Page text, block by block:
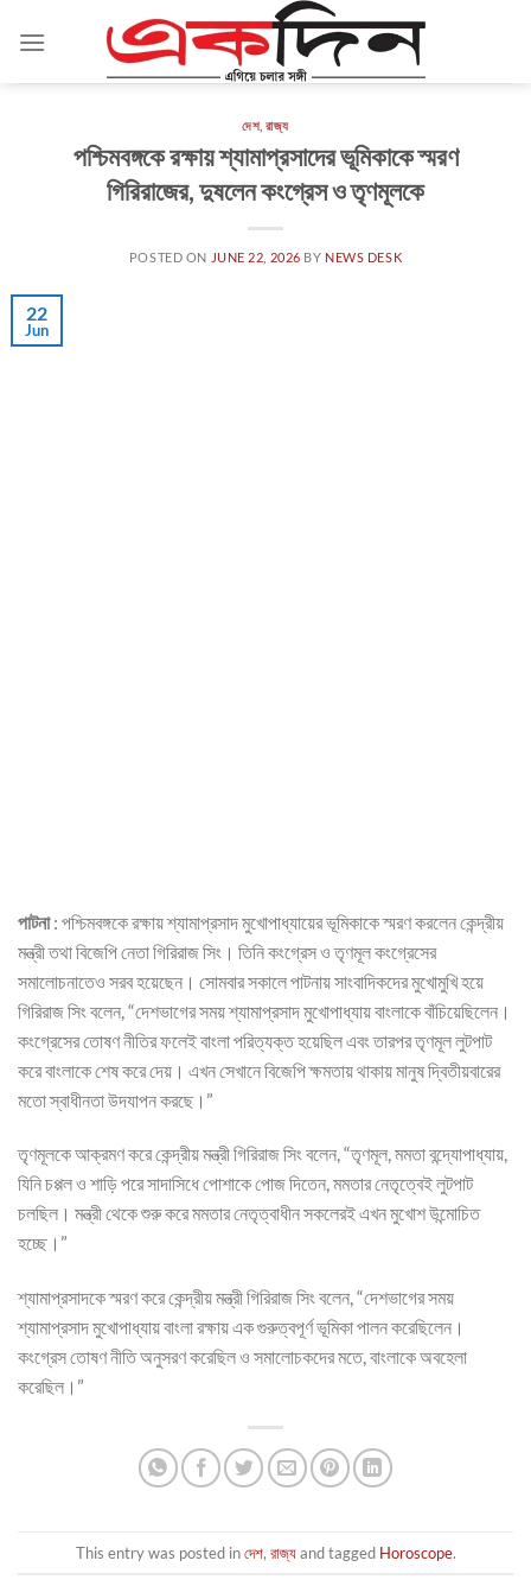
দেশ ,রাজ্য
পশ্চিমবঙ্গকে রক্ষায় শ্যামাপ্রসাদের ভূমিকাকে স্মরণ
গিরিরাজের, দুষলেন কংগ্রেস ও তৃণমূলকে
POSTED ON JUNE 22, 2026 BY NEWS DESK
22
Jun
পাটনা: পশ্চিমবঙ্গকে রক্ষায় শ্যামাপ্রসাদ মুখোপাধ্যায়ের ভূমিকাকে স্মরণ করলেন কেন্দ্রীয়
মন্ত্রী তথা বিজেপি নেতা গিরিরাজ সিং। তিনি কংগ্রেস ও তৃণমূল কংগ্রেসের
সমালোচনাতেও সরব হয়েছেন। সোমবার সকালে পাটনায় সাংবাদিকদের মুখোমুখি হয়ে
গিরিরাজ সিং বলেন, “দেশভাগের সময় শ্যামাপ্রসাদ মুখোপাধ্যায় বাংলাকে বাঁচিয়েছিলেন।
কংগ্রেসের তোষণ নীতির ফলেই বাংলা পরিত্যক্ত হয়েছিল এবং তারপর তৃণমূল লুটপাট
করে বাংলাকে শেষ করে দেয়। এখন সেখানে বিজেপি ক্ষমতায় থাকায় মানুষ দ্বিতীয়বারের
মতো স্বাধীনতা উদযাপন করছে।”
তৃণমূলকে আক্রমণ করে কেন্দ্রীয় মন্ত্রী গিরিরাজ সিং বলেন, “তৃণমূল, মমতা বন্দ্যোপাধ্যায়,
যিনি চপ্পল ও শাড়ি পরে সাদাসিধে পোশাকে পোজ দিতেন, মমতার নেতৃত্বেই লুটপাট
চলছিল। মন্ত্রী থেকে শুরু করে মমতার নেতৃত্বাধীন সকলেরই এখন মুখোশ উন্মোচিত
হচ্ছে।”
শ্যামাপ্রসাদকে স্মরণ করে কেন্দ্রীয় মন্ত্রী গিরিরাজ সিং বলেন, “দেশভাগের সময়
শ্যামাপ্রসাদ মুখোপাধ্যায় বাংলা রক্ষায় এক গুরুত্বপূর্ণ ভূমিকা পালন করেছিলেন।
কংগ্রেস তোষণ নীতি অনুসরণ করেছিল ও সমালোচকদের মতে, বাংলাকে অবহেলা
করেছিল।”
This entry was posted inদেশ, রাজ্যand tagged Horoscope.